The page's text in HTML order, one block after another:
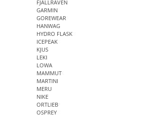
FJÄLLRÄVEN
GARMIN
GOREWEAR
HANWAG
HYDRO FLASK
ICEPEAK
KJUS
LEKI
LOWA
MAMMUT
MARTINI
MERU
NIKE
ORTLIEB
OSPREY